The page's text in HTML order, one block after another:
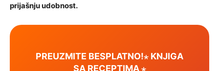
prijašnju udobnost.
PREUZMITE BESPLATNO!⋆ KNJIGA
SA RECEPTIMA ⋆